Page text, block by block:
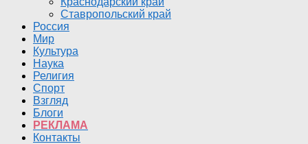
Ставропольский край
Россия
Мир
Культура
Наука
Религия
Спорт
Взгляд
Блоги
РЕКЛАМА
Контакты